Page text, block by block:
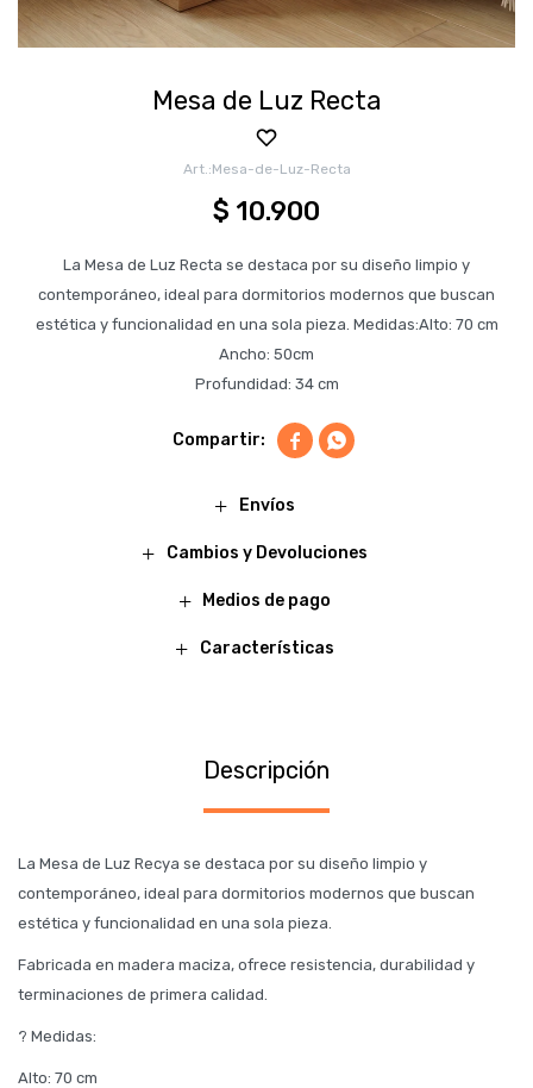
Mesa de Luz Recta
Mesa-de-Luz-Recta
$ 10.900
La Mesa de Luz Recta se destaca por su diseño limpio y
contemporáneo, ideal para dormitorios modernos que buscan
estética y funcionalidad en una sola pieza. Medidas:Alto: 70 cm
Ancho: 50cm
Profundidad: 34 cm
 
Envíos
Cambios y Devoluciones
Medios de pago
Características
Descripción
La Mesa de Luz Recya se destaca por su diseño limpio y
contemporáneo, ideal para dormitorios modernos que buscan
estética y funcionalidad en una sola pieza.
Fabricada en madera maciza, ofrece resistencia, durabilidad y
terminaciones de primera calidad.
? Medidas:
Alto: 70 cm